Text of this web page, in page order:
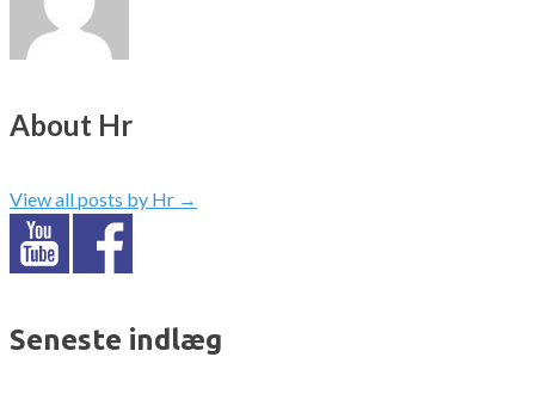
About Hr
View all posts by Hr →
Seneste indlæg